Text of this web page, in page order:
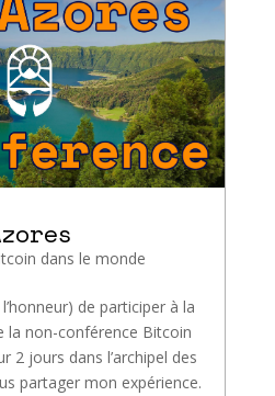
dans le monde
l’honneur) de participer à la
la non-conférence Bitcoin
2 jours dans l’archipel des
partager mon expérience.